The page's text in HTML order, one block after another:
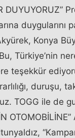
DUYUYORUZ”
Konya
Türkiye’nin
teşekkür
duruşu,
TOGG ile de